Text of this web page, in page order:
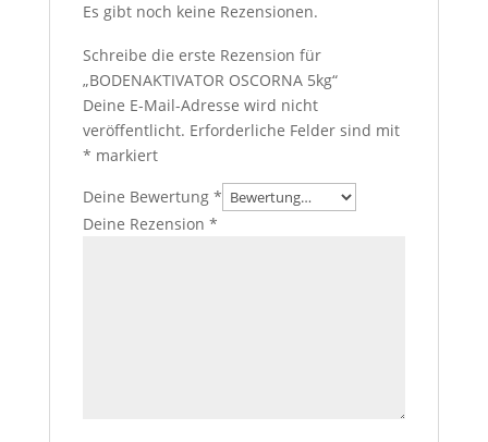
Es gibt noch keine Rezensionen.
Schreibe die erste Rezension für
„BODENAKTIVATOR OSCORNA 5kg“
Deine E-Mail-Adresse wird nicht
veröffentlicht. Erforderliche Felder sind mit
* markiert
Deine Bewertung *
Deine Rezension *